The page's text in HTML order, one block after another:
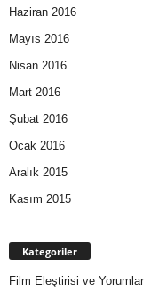
Haziran 2016
Mayıs 2016
Nisan 2016
Mart 2016
Şubat 2016
Ocak 2016
Aralık 2015
Kasım 2015
Kategoriler
Film Eleştirisi ve Yorumlar